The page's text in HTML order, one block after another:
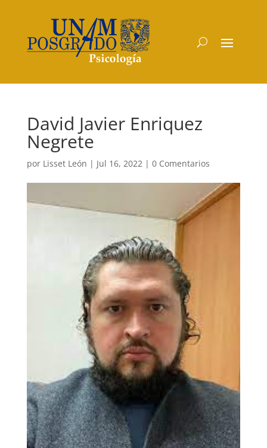
David Javier Enriquez
Negrete
por Lisset León | Jul 16, 2022| 0 Comentarios